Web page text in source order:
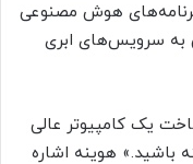
هوش مصنوعی
به سرویس‌های ابری
یک کامپیوتر عالی
باشید.» هوینه اشاره